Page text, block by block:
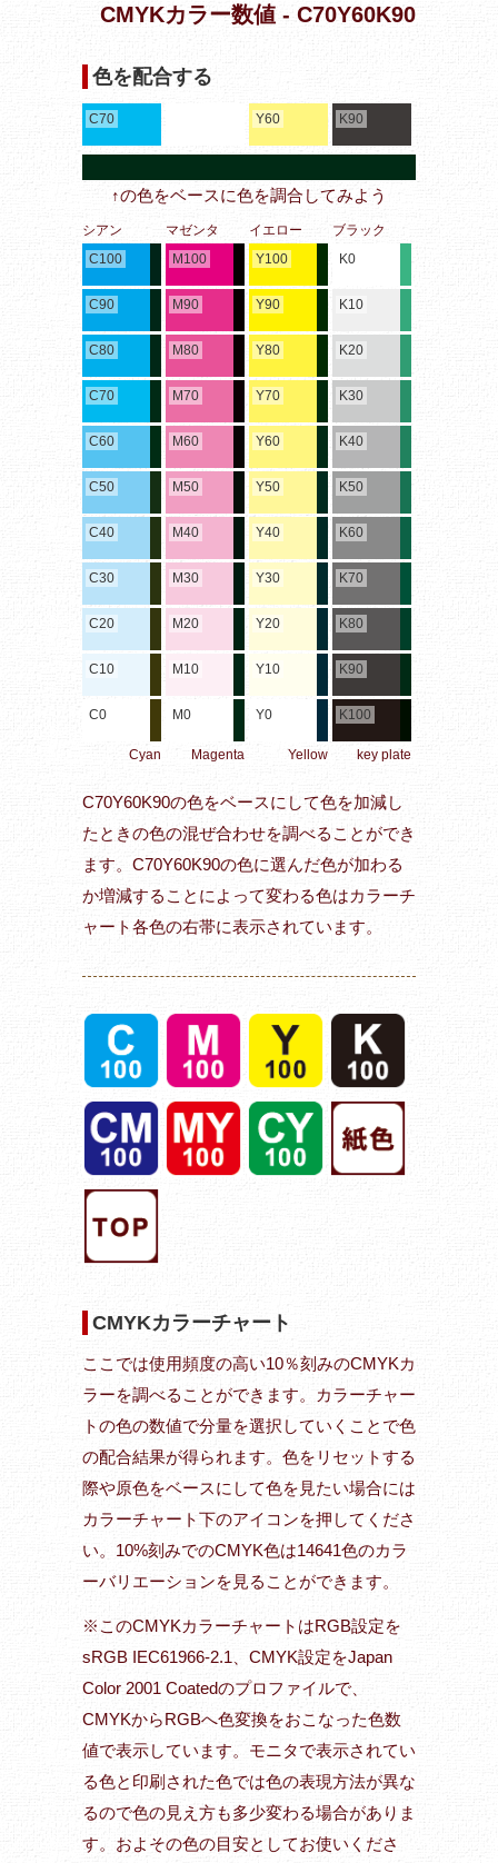
CMYKカラー数値 - C70Y60K90
色を配合する
C70 Y60 K90
↑の色をベースに色を調合してみよう
シアン
C100
C90
C80
C70
C60
C50
C40
C30
C20
C10
C0
Cyan
マゼンタ
M100
M90
M80
M70
M60
M50
M40
M30
M20
M10
M0
Magenta
イエロー
Y100
Y90
Y80
Y70
Y60
Y50
Y40
Y30
Y20
Y10
Y0
Yellow
ブラック
K0
K10
K20
K30
K40
K50
K60
K70
K80
K90
K100
key plate
C70Y60K90の色をベースにして色を加減し
たときの色の混ぜ合わせを調べることができ
ます。C70Y60K90の色に選んだ色が加わる
か増減することによって変わる色はカラーチ
ャート各色の右帯に表示されています。
CMYKカラーチャート
ここでは使用頻度の高い10％刻みのCMYKカ
ラーを調べることができます。カラーチャー
トの色の数値で分量を選択していくことで色
の配合結果が得られます。色をリセットする
際や原色をベースにして色を見たい場合には
カラーチャート下のアイコンを押してくださ
い。10%刻みでのCMYK色は14641色のカラ
ーバリエーションを見ることができます。
※このCMYKカラーチャートはRGB設定を
sRGB IEC61966-2.1、CMYK設定をJapan
Color 2001 Coatedのプロファイルで、
CMYKからRGBへ色変換をおこなった色数
値で表示しています。モニタで表示されてい
る色と印刷された色では色の表現方法が異な
るので色の見え方も多少変わる場合がありま
す。およその色の目安としてお使いくださ